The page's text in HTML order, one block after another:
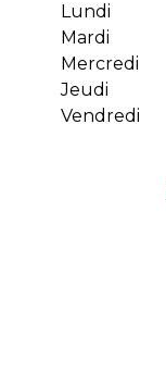
Lundi
Mardi
Mercredi
Jeudi
Vendredi